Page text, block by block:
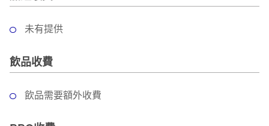
未有提供
飲品收費
飲品需要額外收費